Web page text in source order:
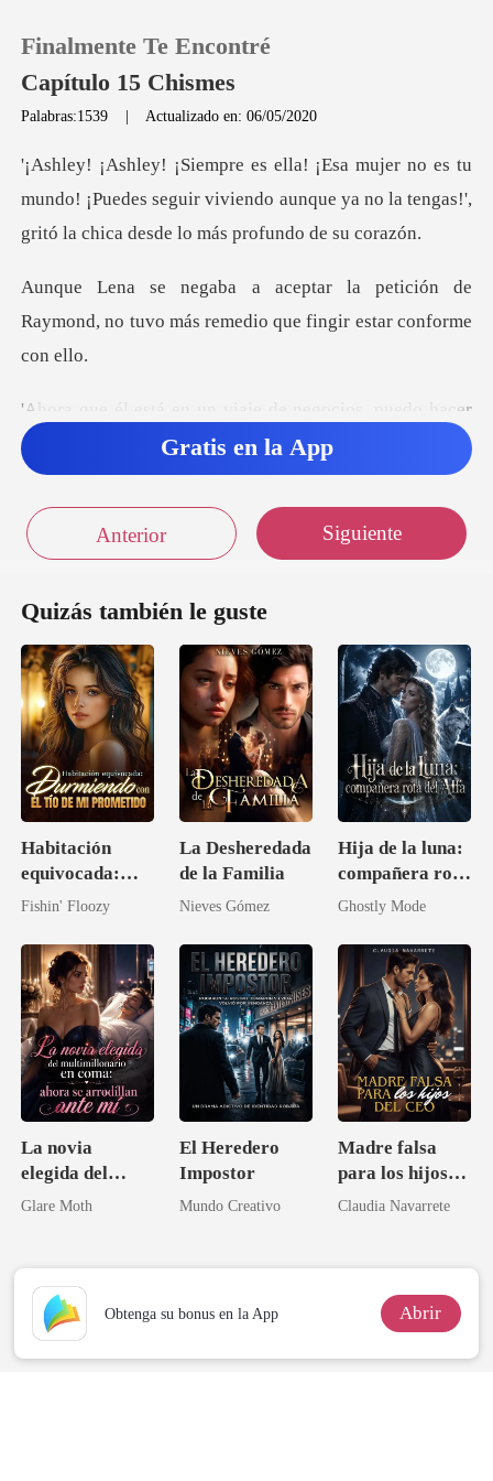
0
Recargar
Historia
Salir
Instalar APP
Finalmente Te Encontré
Capítulo 15 Chismes
Palabras:1539 | Actualizado en: 06/05/2020
u
mundo! ¡Puedes seguir viviendo aunque ya no la tengas
tición de
Raymond, no tuvo más remedi
un viaje de negocios,
Gratis en la App
Anterior Siguiente
Quizás también le guste
Habitación
equivocada:
Durmiendo con
prometido
Fishin' Floozy
La Desheredada
de la Familia
Nieves Gómez
Hija de la luna:
compañera rota
del Alfa
Ghostly Mode
La novia
elegida del
multimillonario
ante mí
Glare Moth
El Heredero
Impostor
Mundo Creativo
Madre falsa
para los hijos
del CEO
Claudia Navarrete
Obtenga su bonus en la App Abrir